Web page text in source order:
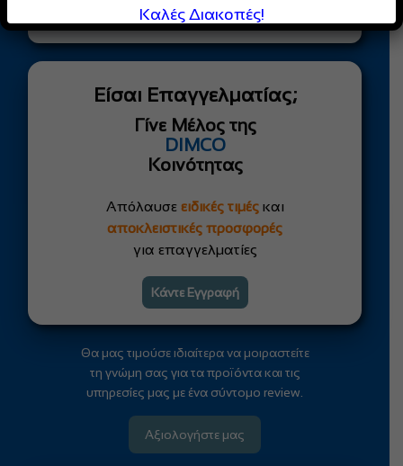
Είσαι Επαγγελματίας;
Γίνε Μέλος της
DIMCO
Κοινότητας
Απόλαυσε ειδικές τιμέςκαι
αποκλειστικές προσφορές
για επαγγελματίες
Κάντε Εγγραφή
Θα μας τιμούσε ιδιαίτερα να μοιραστείτε
τη γνώμη σας για τα προϊόντα και τις
υπηρεσίες μας με ένα σύντομο review.
Αξιολογήστε μας
Καλές Διακοπές!